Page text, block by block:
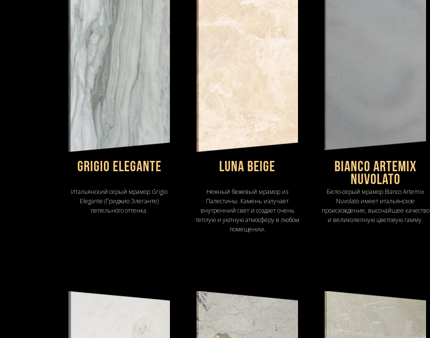
Grigio Elegante
Итальянский серый мрамор Grigio
Elegante (Гриджио Элеганте)
пепельного оттенка.
LUNA BEIGE
Нежный бежевый мрамор из
Палестины. Камень излучает
внутренний свет и создает очень
теплую и уютную атмосферу в любом
помещении.
Bianco Artemix
Nuvolato
Бело-серый мрамор Bianco Artemix
Nuvolato имеет итальянское
происхождение, высочайшее качество
и великолепную цветовую гамму.